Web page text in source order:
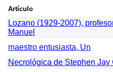
Artículo
Lozano (1929-2007),
Manuel
maestro entusiasta, Un
Necrológica de Stephen Jay